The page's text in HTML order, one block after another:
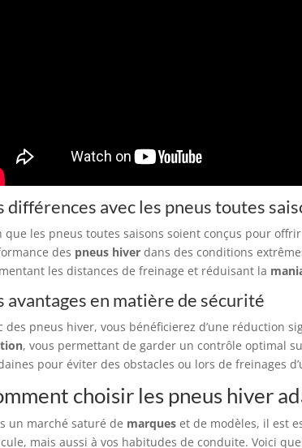
différences avec les pneus toutes
que les pneus toutes saisons soient conçus pour
des pneus hiver dans des conditions
les distances de freinage et réduisant la
avantages en matière de sécurité
des pneus hiver, vous bénéficierez d’une réduction
, vous permettant de garder un contrôle optimal
pour éviter des obstacles ou lors de freinages
choisir les pneus hiver
un marché saturé de marques et de modèles, il est
mais aussi à vos habitudes de conduite. Voici